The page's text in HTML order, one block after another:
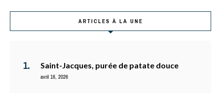
ARTICLES À LA UNE
Saint-Jacques, purée de patate douce
avril 16, 2026